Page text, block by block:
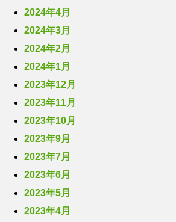
2024年4月
2024年3月
2024年2月
2024年1月
2023年12月
2023年11月
2023年10月
2023年9月
2023年7月
2023年6月
2023年5月
2023年4月